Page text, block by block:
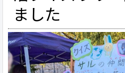
ました